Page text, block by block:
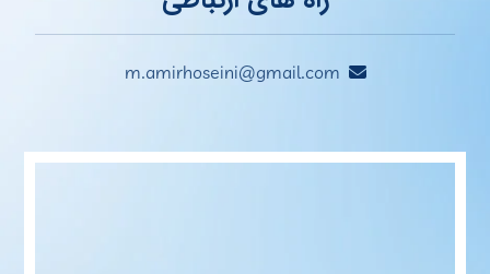
m.amirhoseini@gmail.com